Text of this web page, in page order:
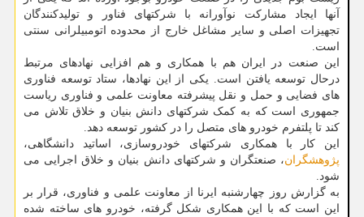
آنها ایجاد مشارکت نوآورانه با شرکتهای فناور و تولیدکنندگان
تجهیزات اصلی و سایر مشاغل خارج از محدوده اتومبیلرانی سنتی
است.
این صنعت در ایران هم با همکاری و هم افزایی نهادهای مرتبط
درحال توسعه یافتن است. یکی از این نهادها، ستاد توسعه فناوری
های فضایی و حمل و نقل پیشرفته معاونت علمی و فناوری ریاست
جمهوری است که به کمک شرکتهای دانش بنیان و خلاق تلاش می
کند تا پلتفرم خودرو های متصل را در کشور توسعه دهد.
این کار با همکاری شرکتهای خودروسازی، اساتید دانشگاهی،
پژوهشگران، صنعتگران و شرکتهای دانش بنیان و خلاق اجرایی می
شود.
به گزارش روز چهارشنبه ایرنا از معاونت علمی و فناوری، قرار بر
این است که با این همکاری شکل گرفته، خودرو های ساخته شده